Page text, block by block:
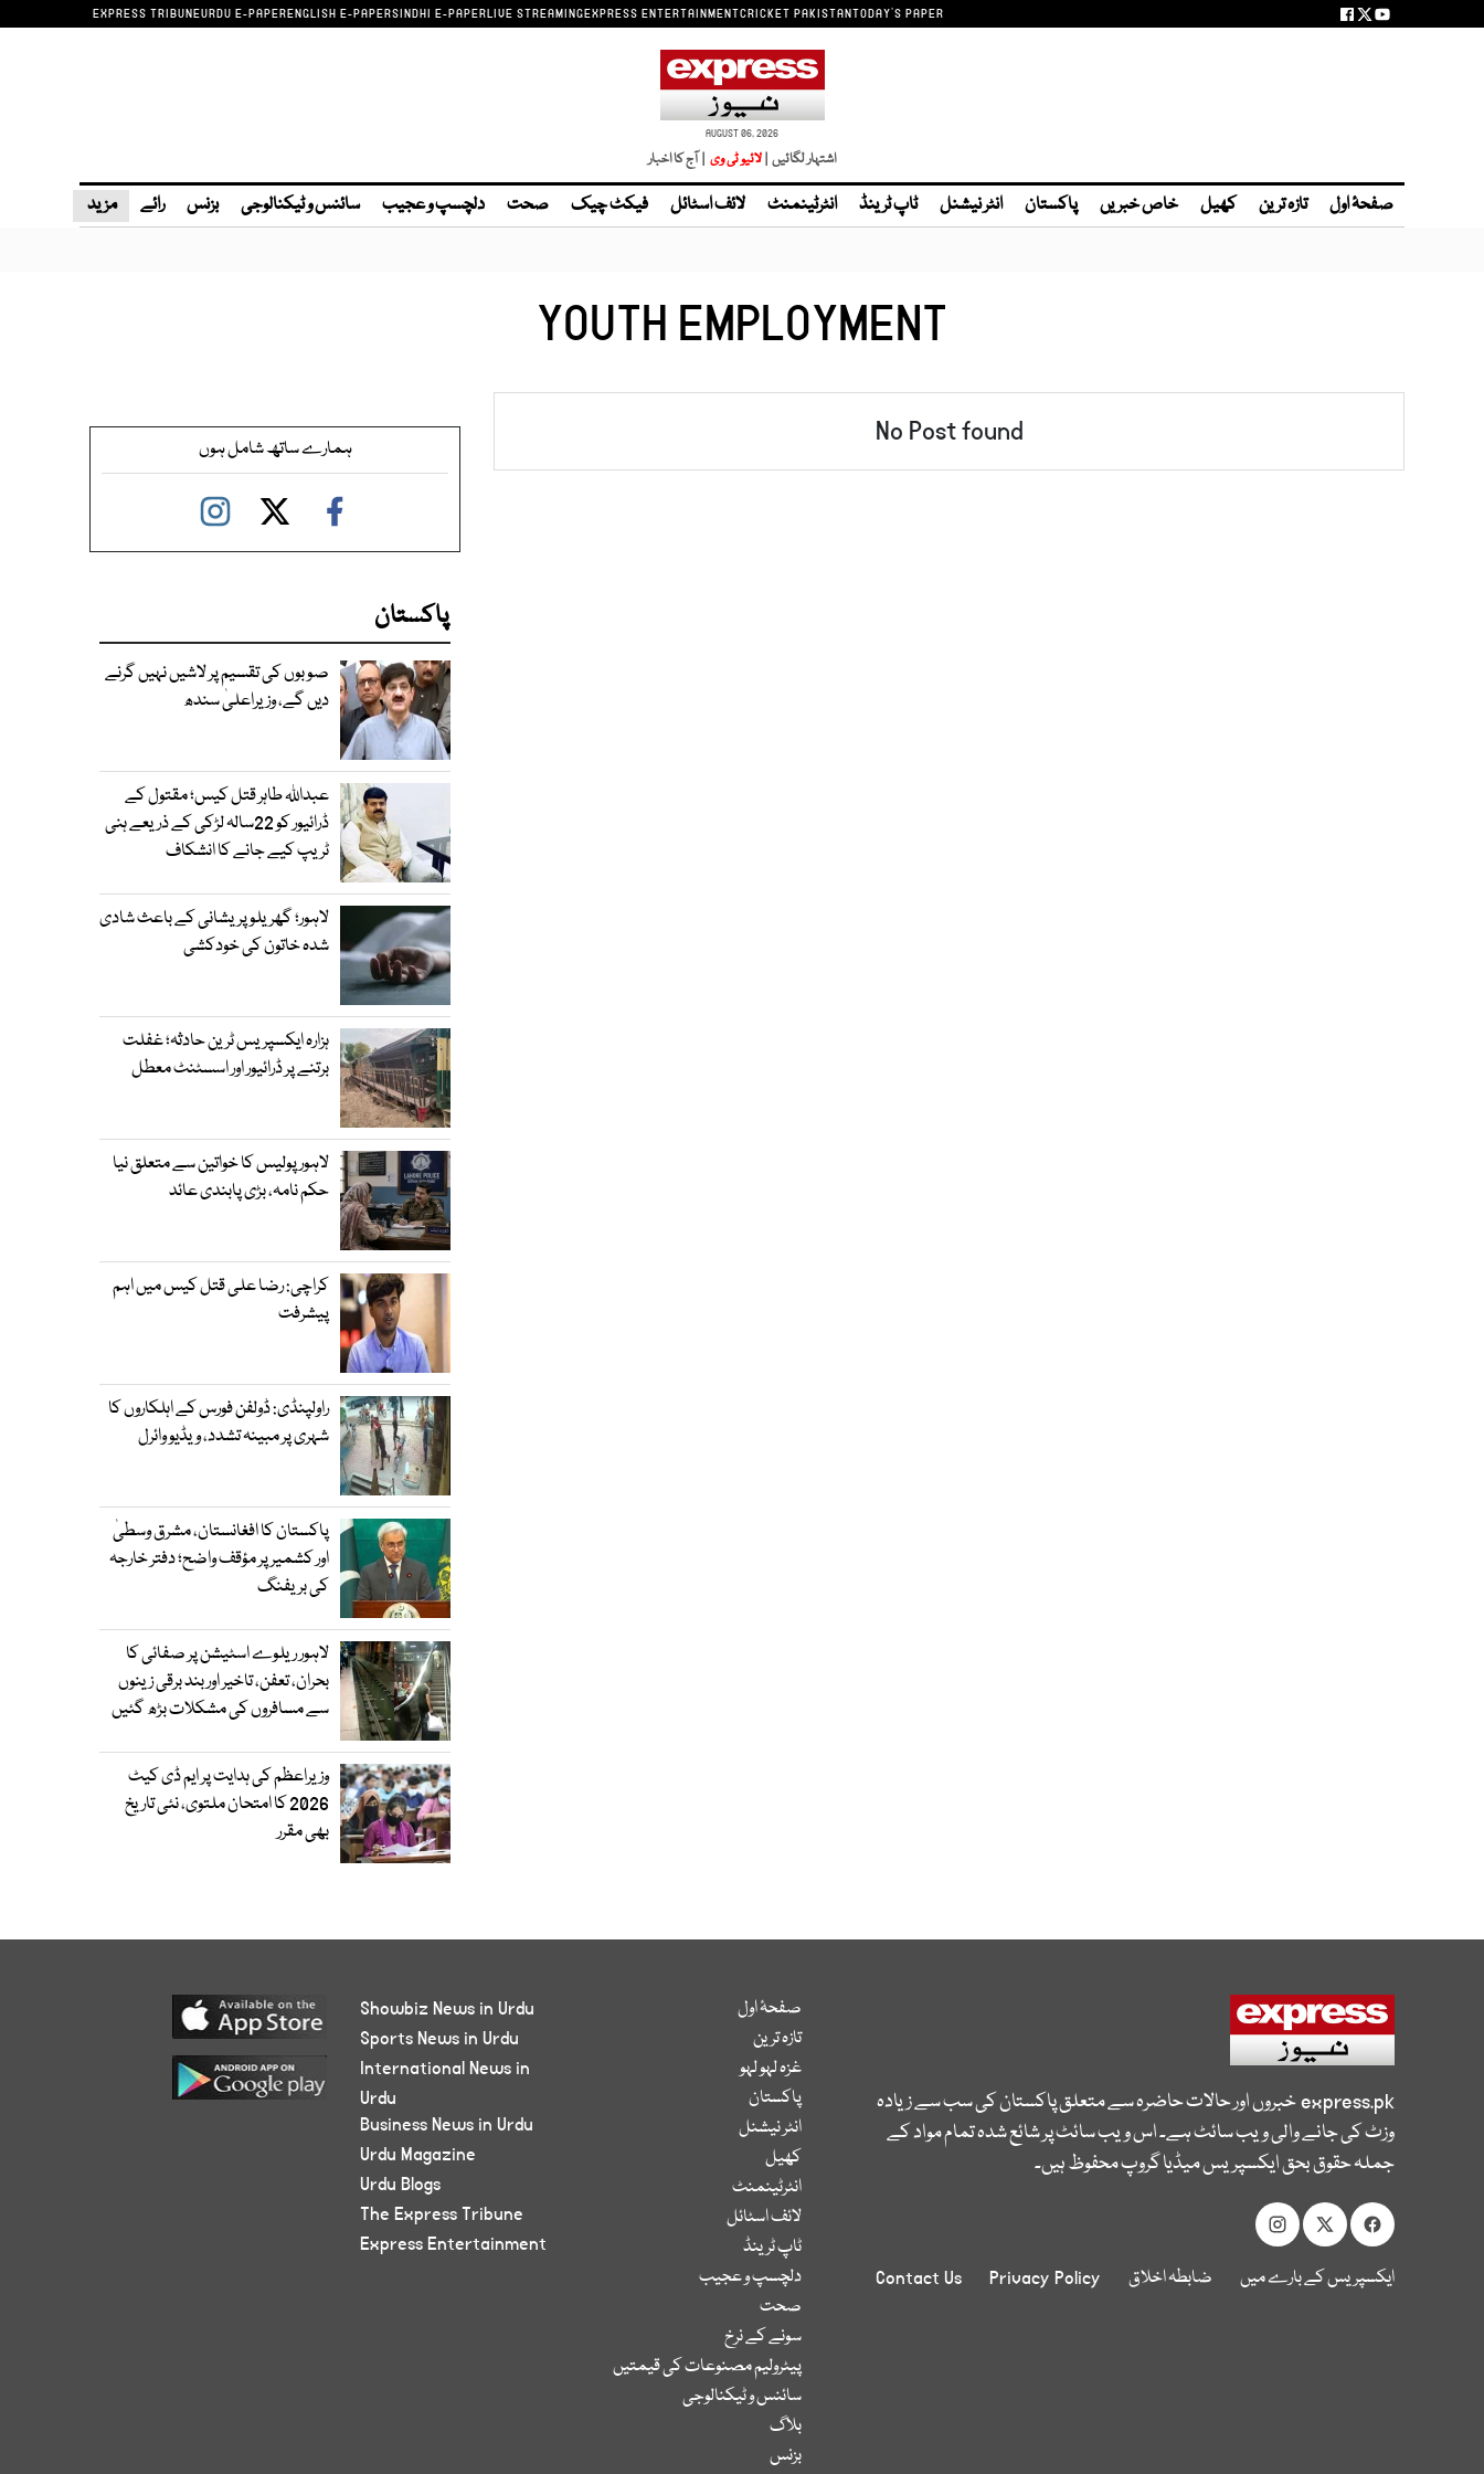
EXPRESS TRIBUNEURDU E-PAPERENGLISH E-PAPERSINDHI E-PAPERLIVE STREAMINGEXPRESS ENTERTAINMENTCRICKET PAKISTANTODAY'S PAPER
AUGUST 06, 2026
اشتہار لگائیں |لائیو ٹی وی | آج کا اخبار
صفحۂ اول تازہ ترین کھیل خاص خبریں پاکستان انٹر نیشنل ٹاپ ٹرینڈ انٹرٹینمنٹ لائف اسٹائل فیکٹ چیک صحت دلچسپ و عجیب سائنس و ٹیکنالوجی بزنس رائے مزید
YOUTH EMPLOYMENT
No Post found ہمارے ساتھ شامل ہوں
پاکستان
صوبوں کی تقسیم پر لاشیں نہیں گرنے
دیں گے، وزیراعلیٰ سندھ
عبداللہ طاہر قتل کیس؛ مقتول کے
ڈرائیور کو 22سالہ لڑکی کے ذریعے ہنی
ٹریپ کیے جانے کا انشکاف
لاہور؛ گھریلو پریشانی کے باعث شادی
شدہ خاتون کی خودکشی
ہزارہ ایکسپریس ٹرین حادثہ؛ غفلت
برتنے پر ڈرائیور اور اسسٹنٹ معطل
لاہور پولیس کا خواتین سے متعلق نیا
حکم نامہ، بڑی پابندی عائد
کراچی: رضا علی قتل کیس میں اہم
پیشرفت
راولپنڈی: ڈولفن فورس کے اہلکاروں کا
شہری پر مبینہ تشدد، ویڈیو وائرل
پاکستان کا افغانستان، مشرق وسطیٰ
اور کشمیر پر مؤقف واضح؛ دفتر خارجہ
کی بریفنگ
لاہور ریلوے اسٹیشن پر صفائی کا
بحران، تعفن، تاخیر اور بند برقی زینوں
سے مسافروں کی مشکلات بڑھ گئیں
وزیراعظم کی ہدایت پر ایم ڈی کیٹ
2026 کا امتحان ملتوی، نئی تاریخ
بھی مقرر
express.pkخبروں اور حالات حاضرہ سے متعلق پاکستان کی سب سے زیادہ
وزٹ کی جانے والی ویب سائٹ ہے۔ اس ویب سائٹ پر شائع شدہ تمام مواد کے
جملہ حقوق بحق ایکسپریس میڈیا گروپ محفوظ ہیں۔
ایکسپریس کے بارے میں ضابطہ اخلاق Privacy Policy
Contact Us
صفحۂ اول
تازہ ترین
غزہ لہو لہو
پاکستان
انٹر نیشنل
کھیل
انٹرٹینمنٹ
لائف اسٹائل
ٹاپ ٹرینڈ
دلچسپ و عجیب
صحت
سونے کے نرخ
پیٹرولیم مصنوعات کی قیمتیں
سائنس و ٹیکنالوجی
بلاگ
بزنس
Showbiz News in Urdu
Sports News in Urdu
International News in
Urdu
Business News in Urdu
Urdu Magazine
Urdu Blogs
The Express Tribune
Express Entertainment